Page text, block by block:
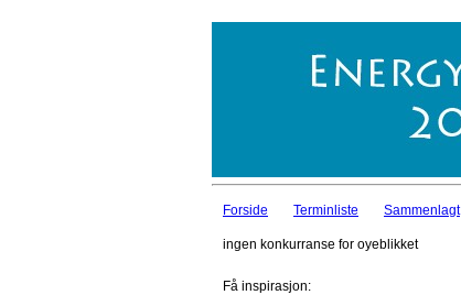
Forside Terminliste Sammenlagt
ingen konkurranse for oyeblikket
Få inspirasjon: